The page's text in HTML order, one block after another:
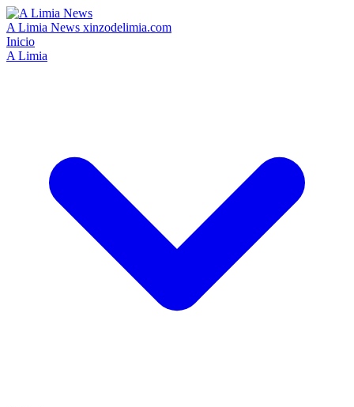
A Limia News xinzodelimia.com
Inicio
A Limia